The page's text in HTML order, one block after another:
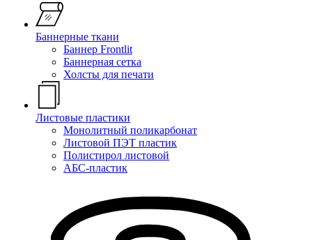
Баннерные ткани
Баннер Frontlit
Баннерная сетка
Холсты для печати
Листовые пластики
Монолитный поликарбонат
Листовой ПЭТ пластик
Полистирол листовой
АБС-пластик